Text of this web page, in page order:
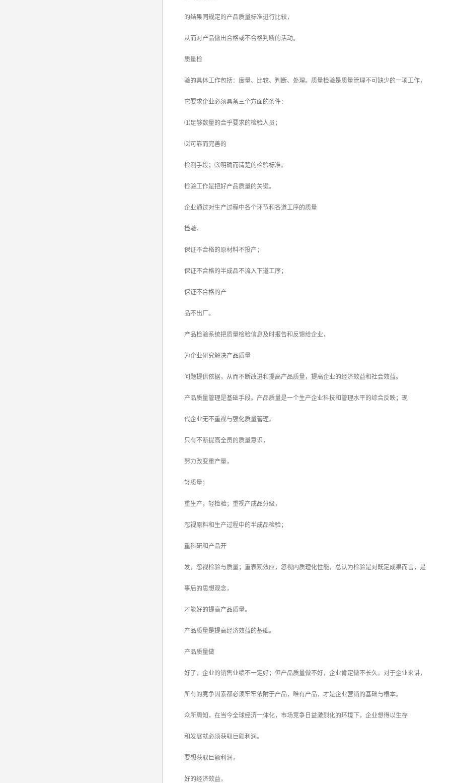
的结果同规定的产品质量标准进行比较，
从而对产品做出合格或不合格判断的活动。
质量检
验的具体工作包括：度量、比较、判断、处理。质量检验是质量管理不可缺少的一项工作，
它要求企业必须具备三个方面的条件：
⑴足够数量的合乎要求的检验人员；
⑵可靠而完善的
检测手段；⑶明确而清楚的检验标准。
检验工作是把好产品质量的关键。
企业通过对生产过程中各个环节和各道工序的质量
检验，
保证不合格的原材料不投产；
保证不合格的半成品不流入下道工序；
保证不合格的产
品不出厂。
产品检验系统把质量检验信息及时报告和反馈给企业，
为企业研究解决产品质量
问题提供依据，从而不断改进和提高产品质量，提高企业的经济效益和社会效益。
产品质量管理是基础手段。产品质量是一个生产企业科技和管理水平的综合反映；现
代企业无不重视与强化质量管理。
只有不断提高全员的质量意识，
努力改变重产量，
轻质量；
重生产，轻检验；重视产成品分级，
忽视原料和生产过程中的半成品检验；
重科研和产品开
发，忽视检验与质量；重表观效应，忽视内质理化性能，总认为检验是对既定成果而言，是
事后的思想观念，
才能好的提高产品质量。
产品质量是提高经济效益的基础。
产品质量做
好了，企业的销售业绩不一定好；但产品质量做不好，企业肯定做不长久。对于企业来讲，
所有的竞争因素都必须牢牢依附于产品，唯有产品，才是企业营销的基础与根本。
众所周知，在当今全球经济一体化，市场竞争日益激烈化的环境下，企业想得以生存
和发展就必须获取巨额利润。
要想获取巨额利润，
好的经济效益，